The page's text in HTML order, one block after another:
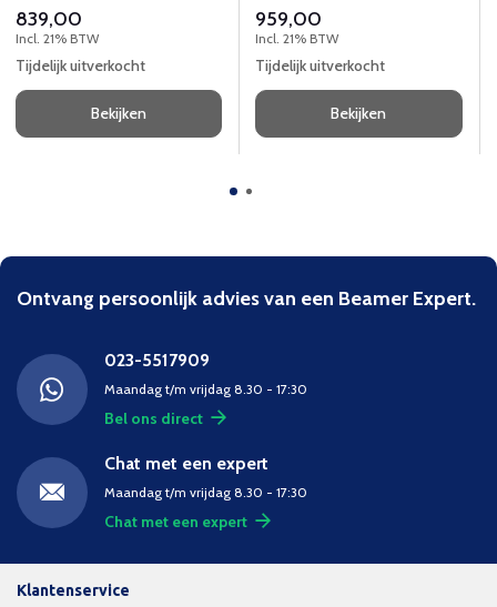
839,00
Incl. 21% BTW
Tijdelijk uitverkocht
Bekijken
959,00
Incl. 21% BTW
Tijdelijk uitverkocht
Bekijken
Ontvang persoonlijk advies van een Beamer Expert.
023-5517909
Maandag t/m vrijdag 8.30 - 17:30
Bel ons direct
Chat met een expert
Maandag t/m vrijdag 8.30 - 17:30
Chat met een expert
Klantenservice